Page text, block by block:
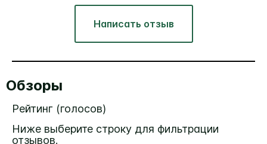
Написать отзыв